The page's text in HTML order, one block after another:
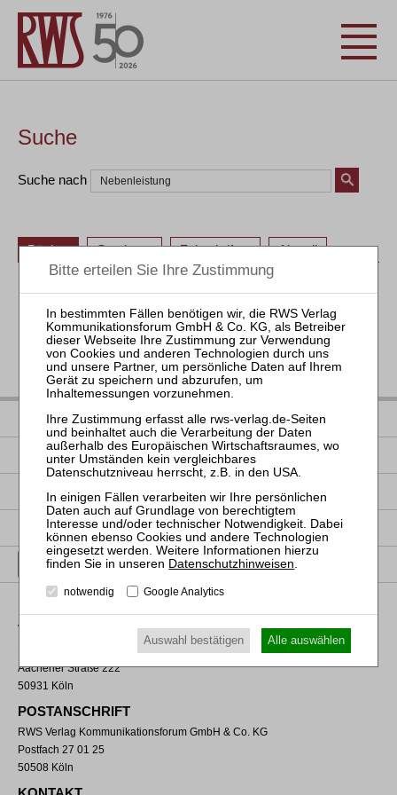
Suche
Suche nach
Bücher Seminare Zeitschriften Aktuell
IMPRESSUM
DATENSCHUTZ
NUTZUNGSBESTIMMUNGEN/AGB
PRODUKTSICHERHEIT (GPSR)
VERTRAG WIDERRUFEN
VERLAGSADRESSE
RWS Verlag Kommunikationsforum GmbH & Co. KG
Aachener Straße 222
50931 Köln
POSTANSCHRIFT
RWS Verlag Kommunikationsforum GmbH & Co. KG
Postfach 27 01 25
50508 Köln
Datenschutzhinweisen.
notwendig Google Analytics
Auswahl bestätigen Alle auswählen